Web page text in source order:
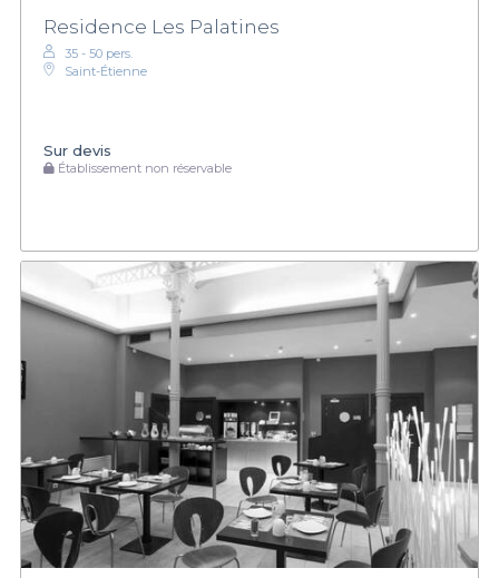
Residence Les Palatines
35 - 50 pers.
Saint-Étienne
Sur devis
Établissement non réservable